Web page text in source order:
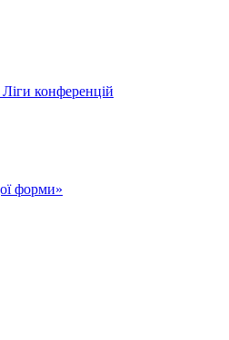
конференцій
форми»